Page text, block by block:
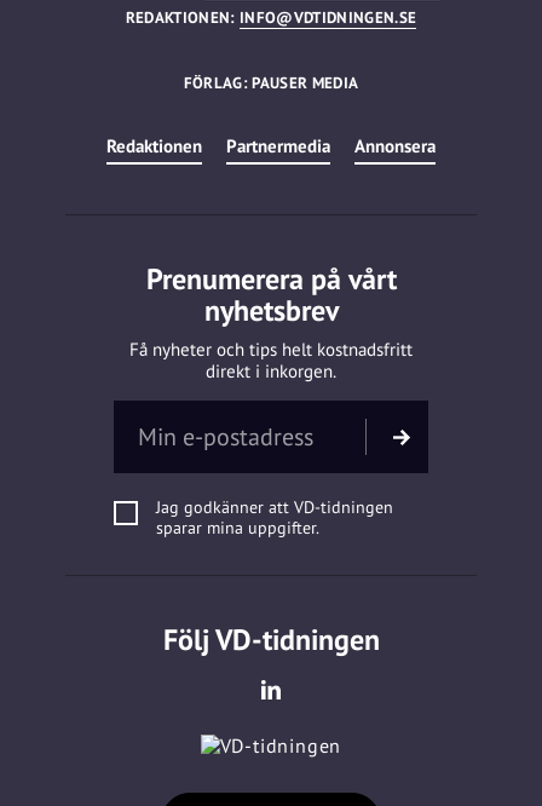
REDAKTIONEN: INFO@VDTIDNINGEN.SE
FÖRLAG: PAUSER MEDIA
Redaktionen Partnermedia Annonsera
Prenumerera på vårt
nyhetsbrev
Få nyheter och tips helt kostnadsfritt
direkt i inkorgen.
Jag godkänner att VD-tidningen
sparar mina uppgifter.
Följ VD-tidningen